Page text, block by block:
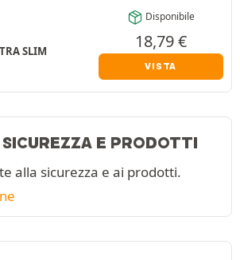
SLIM
Disponibile
18,79€
VISTA
SICUREZZA E PRODOTTI
alla sicurezza e ai prodotti.